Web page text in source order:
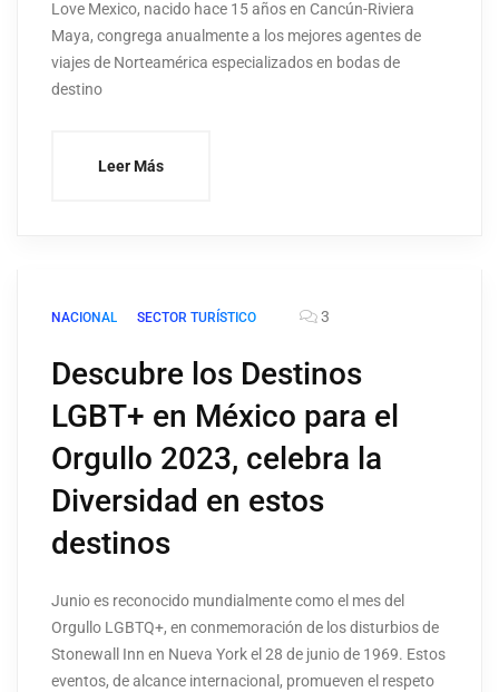
Love Mexico, nacido hace 15 años en Cancún-Riviera
Maya, congrega anualmente a los mejores agentes de
viajes de Norteamérica especializados en bodas de
destino
Leer Más
NACIONAL SECTOR TURÍSTICO 3
Descubre los Destinos
LGBT+ en México para el
Orgullo 2023, celebra la
Diversidad en estos
destinos
Junio es reconocido mundialmente como el mes del
Orgullo LGBTQ+, en conmemoración de los disturbios de
Stonewall Inn en Nueva York el 28 de junio de 1969. Estos
eventos, de alcance internacional, promueven el respeto